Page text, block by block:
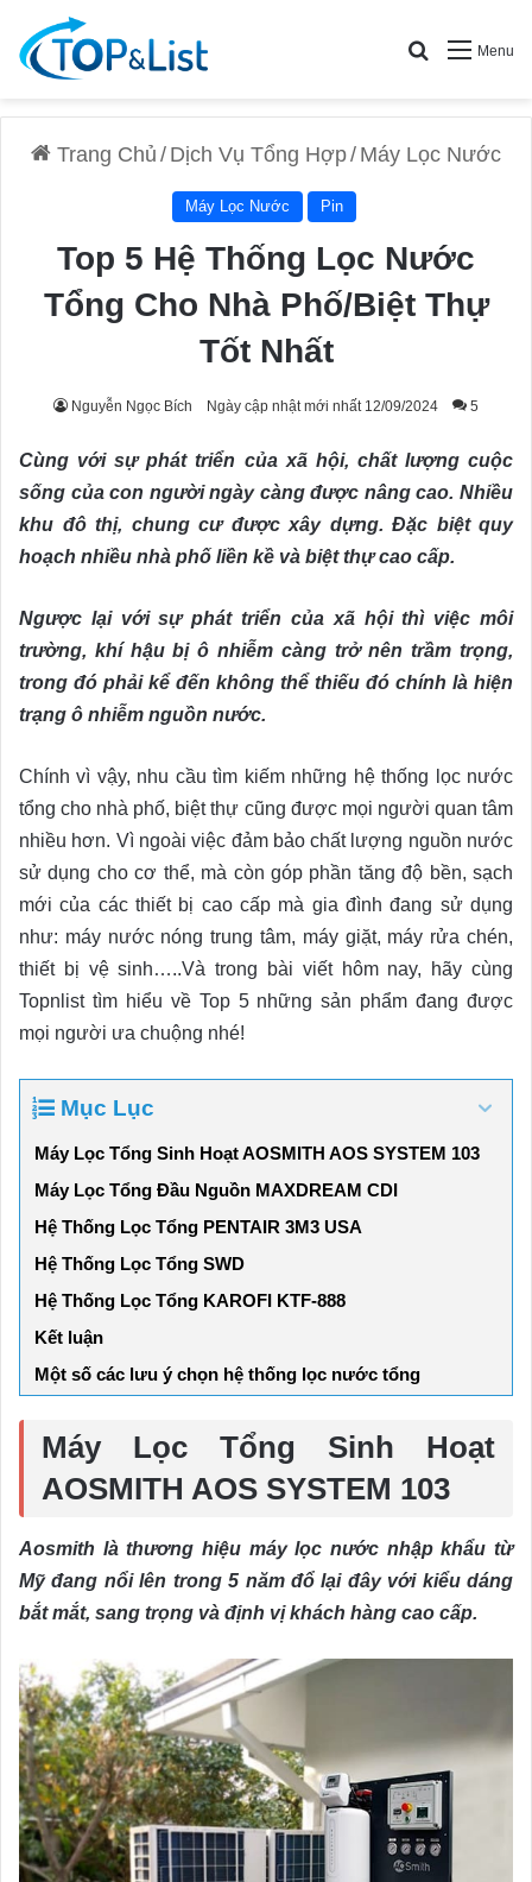
Menu
Search for
Trang Chủ / Dịch Vụ Tổng Hợp/ Máy Lọc Nước
Máy Lọc Nước Pin
Top 5 Hệ Thống Lọc Nước
Tổng Cho Nhà Phố/Biệt Thự
Tốt Nhất
Nguyễn Ngọc Bích Ngày cập nhật mới nhất 12/09/2024 5
Cùng với sự phát triển của xã hội, chất lượng cuộc
sống của con người ngày càng được nâng cao. Nhiều
khu đô thị, chung cư được xây dựng. Đặc biệt quy
hoạch nhiều nhà phố liền kề và biệt thự cao cấp.
Ngược lại với sự phát triển của xã hội thì việc môi
trường, khí hậu bị ô nhiễm càng trở nên trầm trọng,
trong đó phải kể đến không thể thiếu đó chính là hiện
trạng ô nhiễm nguồn nước.
Chính vì vậy, nhu cầu tìm kiếm những hệ thống lọc nước
tổng cho nhà phố, biệt thự cũng được mọi người quan tâm
nhiều hơn. Vì ngoài việc đảm bảo chất lượng nguồn nước
sử dụng cho cơ thể, mà còn góp phần tăng độ bền, sạch
mới của các thiết bị cao cấp mà gia đình đang sử dụng
như: máy nước nóng trung tâm, máy giặt, máy rửa chén,
thiết bị vệ sinh…..Và trong bài viết hôm nay, hãy cùng
Topnlist tìm hiểu về Top 5 những sản phẩm đang được
mọi người ưa chuộng nhé!
Mục Lục
Máy Lọc Tổng Sinh Hoạt AOSMITH AOS SYSTEM 103
Máy Lọc Tổng Đầu Nguồn MAXDREAM CDI
Hệ Thống Lọc Tổng PENTAIR 3M3 USA
Hệ Thống Lọc Tổng SWD
Hệ Thống Lọc Tổng KAROFI KTF-888
Kết luận
Một số các lưu ý chọn hệ thống lọc nước tổng
Máy Lọc Tổng Sinh Hoạt
AOSMITH AOS SYSTEM 103
Aosmith là thương hiệu máy lọc nước nhập khẩu từ
Mỹ đang nổi lên trong 5 năm đổ lại đây với kiểu dáng
bắt mắt, sang trọng và định vị khách hàng cao cấp.